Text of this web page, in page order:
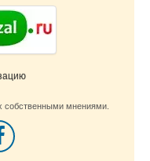
собственными мнениями.